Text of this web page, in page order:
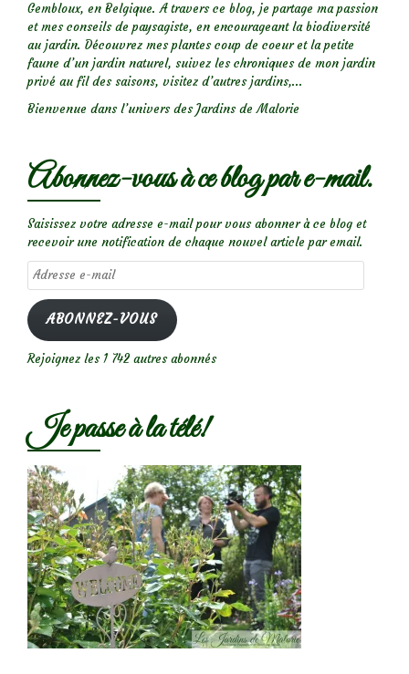
Gembloux, en Belgique. A travers ce blog, je partage ma passion
et mes conseils de paysagiste, en encourageant la biodiversité
au jardin. Découvrez mes plantes coup de coeur et la petite
faune d’un jardin naturel, suivez les chroniques de mon jardin
privé au fil des saisons, visitez d’autres jardins,...
Bienvenue dans l’univers des Jardins de Malorie
Abonnez-vous à ce blog par e-mail.
Saisissez votre adresse e-mail pour vous abonner à ce blog et
recevoir une notification de chaque nouvel article par email.
Adresse
e-
mail
ABONNEZ-VOUS
Rejoignez les 1 742 autres abonnés
Je passe à la télé!